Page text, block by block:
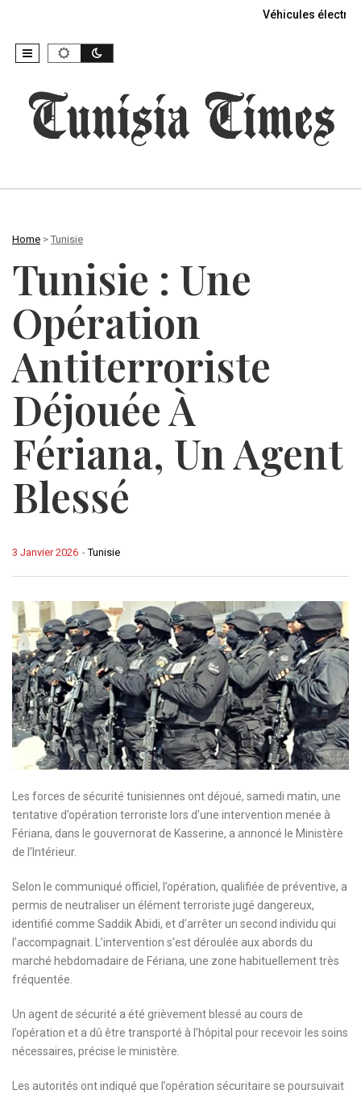
Véhicules
Home > Tunisie
Tunisie : Une
Opération
Antiterroriste
Déjouée À
Fériana, Un Agent
Blessé
-Tunisie
3 Janvier 2026
Les forces de sécurité tunisiennes ont déjoué, samedi matin, une
tentative d’opération terroriste lors d’une intervention menée à
Fériana, dans le gouvernorat de Kasserine, a annoncé le Ministère
de l’Intérieur.
Selon le communiqué officiel, l’opération, qualifiée de préventive, a
permis de neutraliser un élément terroriste jugé dangereux,
identifié comme Saddik Abidi, et d’arrêter un second individu qui
l’accompagnait. L’intervention s’est déroulée aux abords du
marché hebdomadaire de Fériana, une zone habituellement très
fréquentée.
Un agent de sécurité a été grièvement blessé au cours de
l’opération et a dû être transporté à l’hôpital pour recevoir les soins
nécessaires, précise le ministère.
Les autorités ont indiqué que l’opération sécuritaire se poursuivait